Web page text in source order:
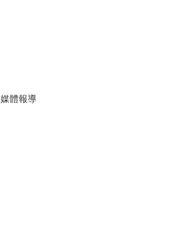
媒體報導